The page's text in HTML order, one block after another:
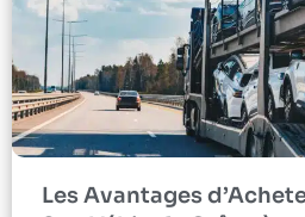
Les Avantages